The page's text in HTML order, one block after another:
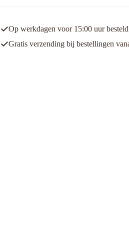
Op werkdagen voor 15:00 uur
Gratis verzending bij bestellingen